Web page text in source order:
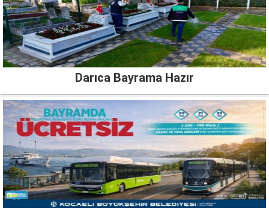
Darıca Bayrama Hazır